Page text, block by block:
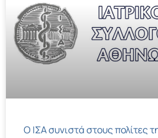
Ο ΙΣΑ συνιστά στους πολίτες